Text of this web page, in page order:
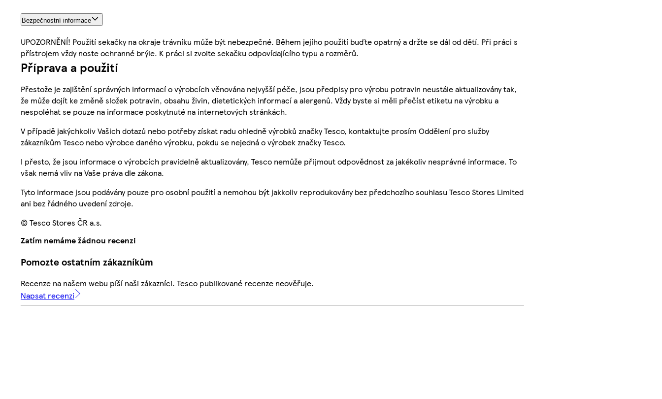
Bezpečnostní informace
UPOZORNĚNÍ! Použití sekačky na okraje trávníku může být nebezpečné. Během jejího použití buďte opatrný a držte se dál od dětí. Při práci s
přístrojem vždy noste ochranné brýle. K práci si zvolte sekačku odpovídajícího typu a rozměrů.
Příprava a použití
Přestože je zajištění správných informací o výrobcích věnována nejvyšší péče, jsou předpisy pro výrobu potravin neustále aktualizovány tak,
že může dojít ke změně složek potravin, obsahu živin, dietetických informací a alergenů. Vždy byste si měli přečíst etiketu na výrobku a
nespoléhat se pouze na informace poskytnuté na internetových stránkách.
V případě jakýchkoliv Vašich dotazů nebo potřeby získat radu ohledně výrobků značky Tesco, kontaktujte prosím Oddělení pro služby
zákazníkům Tesco nebo výrobce daného výrobku, pokdu se nejedná o výrobek značky Tesco.
I přesto, že jsou informace o výrobcích pravidelně aktualizovány, Tesco nemůže přijmout odpovědnost za jakékoliv nesprávné informace. To
však nemá vliv na Vaše práva dle zákona.
Tyto informace jsou podávány pouze pro osobní použití a nemohou být jakkoliv reprodukovány bez předchozího souhlasu Tesco Stores Limited
ani bez řádného uvedení zdroje.
© Tesco Stores ČR a.s.
Zatím nemáme žádnou recenzi
Pomozte ostatním zákazníkům
Recenze na našem webu píší naši zákazníci. Tesco publikované recenze neověřuje.
Napsat recenzi